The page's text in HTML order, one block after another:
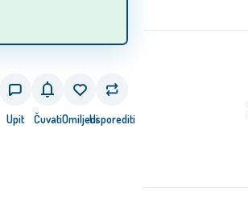
Upit ČuvatiOmiljeniUsporediti